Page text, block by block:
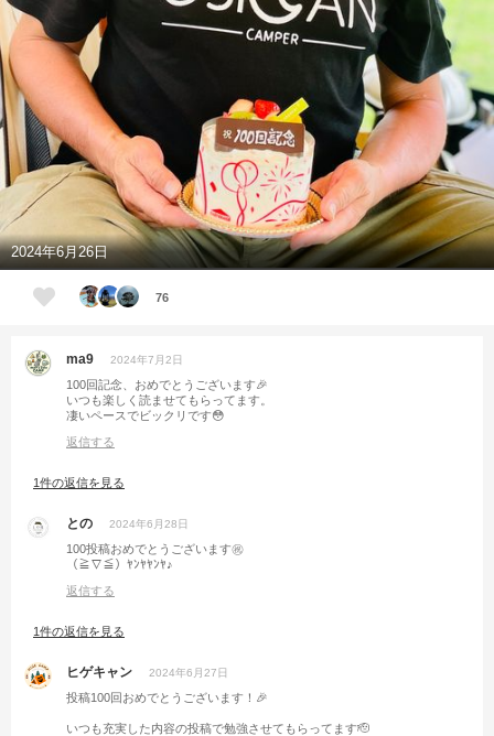
2024年6月26日
76
ma9 2024年7月2日
100回記念、おめでとうございます🎉
いつも楽しく読ませてもらってます。
凄いペースでビックリです😳
返信する
1件の返信を見る
との 2024年6月28日
100投稿おめでとうございます㊗️
（≧∇≦）ﾔﾝﾔﾔﾝﾔ♪
返信する
1件の返信を見る
ヒゲキャン 2024年6月27日
投稿100回おめでとうございます！🎉
いつも充実した内容の投稿で勉強させてもらってます🫡